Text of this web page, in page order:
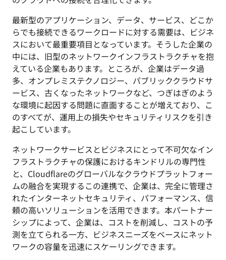
最新型のアプリケーション、データ、サービス、どこか
らでも接続できるワークロードに対する需要は、ビジネ
スにおいて最重要項目となっています。そうした企業の
中には、旧型のネットワークインフラストラクチャを抱
えている企業もあります。ところが、企業はデータ過
多、オンプレミステクノロジー、パブリッククラウドサ
ービス、古くなったネットワークなど、つぎはぎのよう
な環境に起因する問題に直面することが増えており、こ
のすべてが、運用上の損失やセキュリティリスクを引き
起こしています。
ネットワークサービスとビジネスにとって不可欠なイン
フラストラクチャの保護におけるキンドリルの専門性
と、Cloudflareのグローバルなクラウドプラットフォー
ムの融合を実現するこの連携で、企業は、完全に管理さ
れたインターネットセキュリティ、パフォーマンス、信
頼の高いソリューションを活用できます。本パートナー
シップによって、企業は、コストを削減し、コストの予
測を立てられる一方、ビジネスニーズをベースにネット
ワークの容量を迅速にスケーリングできます。